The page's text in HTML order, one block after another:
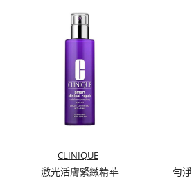
CLINIQUE
激光活膚緊緻精華
勻